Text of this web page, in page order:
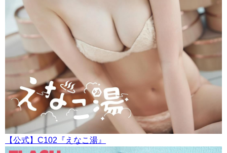
【公式】C102『えなこ湯』